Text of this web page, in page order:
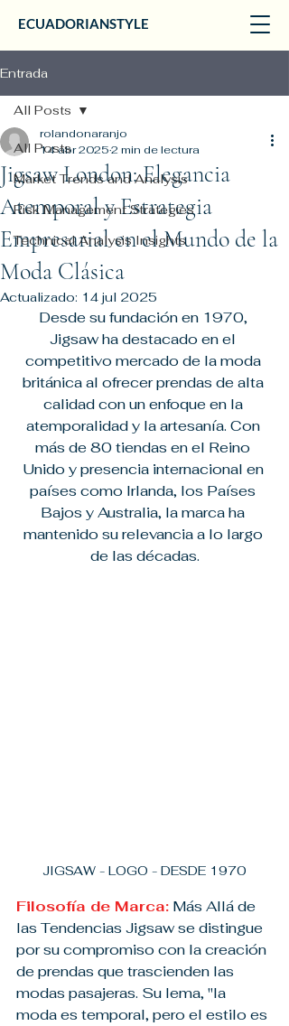
ECUADORIANSTYLE
Entrada
All Posts
Market Trends and Analysis
Risk Management Strategies
Technical Analysis Insights
All Posts
Jigsaw London: Elegancia
Atemporal y Estrategia
Empresarial en el Mundo de la
Moda Clásica
rolandonaranjo
14 abr 20252 min de lectura
Actualizado: 14 jul 2025
Desde su fundación en 1970,
Jigsaw ha destacado en el
competitivo mercado de la moda
británica al ofrecer prendas de alta
calidad con un enfoque en la
atemporalidad y la artesanía. Con
más de 80 tiendas en el Reino
Unido y presencia internacional en
países como Irlanda, los Países
Bajos y Australia, la marca ha
mantenido su relevancia a lo largo
de las décadas.​
JIGSAW - LOGO - DESDE 1970
Filosofía de Marca: Más Allá de
las Tendencias Jigsaw se distingue
por su compromiso con la creación
de prendas que trascienden las
modas pasajeras. Su lema, "la
moda es temporal, pero el estilo es